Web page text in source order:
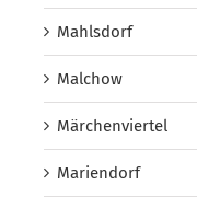
Mahlsdorf
Malchow
Märchenviertel
Mariendorf